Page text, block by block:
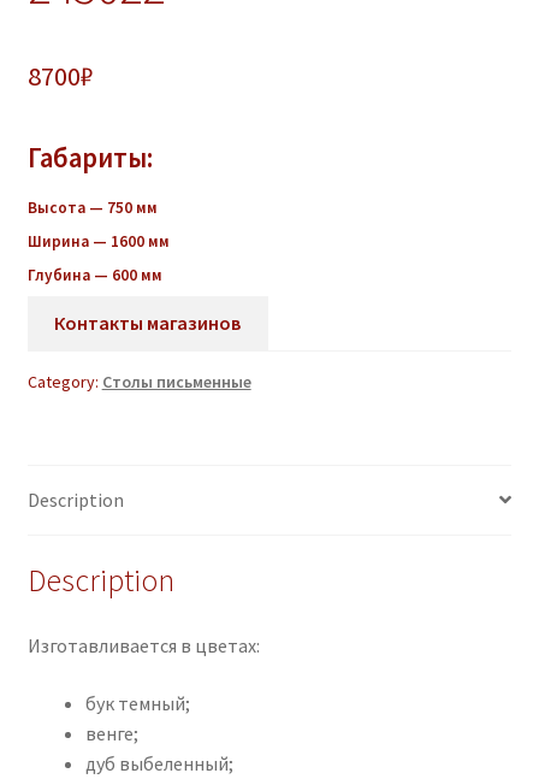
8700₽
Габариты:
Высота — 750 мм
Ширина — 1600 мм
Глубина — 600 мм
Контакты магазинов
Category: Столы письменные
Description
Description
Изготавливается в цветах:
бук темный;
венге;
дуб выбеленный;